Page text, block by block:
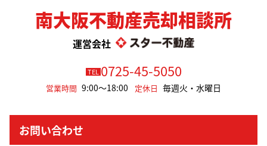
南大阪不動産売却相談所
運営会社
TEL0725-45-5050
営業時間 9:00～18:00 定休日 毎週火・水曜日
お問い合わせ